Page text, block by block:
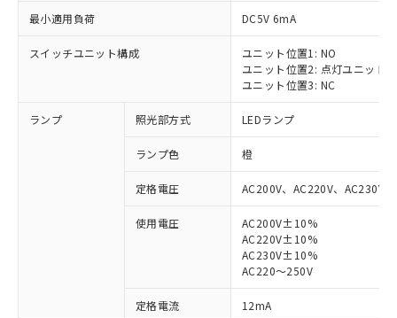
最小適用負荷 DC5V 6mA
スイッチユニット構成
ユニット位置1: NO
ユニット位置2: 点灯ユニット
ユニット位置3: NC
ランプ 照光部方式 LEDランプ
ランプ色 橙
定格電圧 AC200V、AC220V、AC230V
使用電圧
AC200V±10%
AC220V±10%
AC230V±10%
AC220～250V
定格電流 12mA